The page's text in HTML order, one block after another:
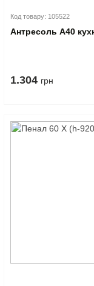
Код товару: 105522
Антресоль А40
1.304 грн